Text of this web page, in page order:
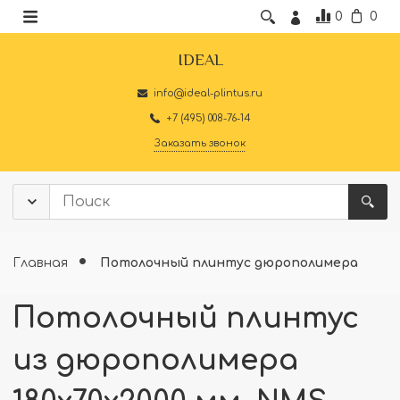
0 0
IDEAL
info@ideal-plintus.ru
+7 (495) 008-76-14
Заказать звонок
Главная Потолочный плинтус дюрополимера
Потолочный плинтус
из дюрополимера